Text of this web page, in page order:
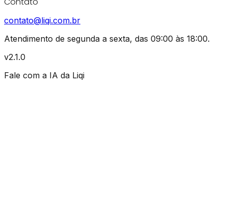
contato@liqi.com.br
Atendimento de segunda a sexta, das 09:00 às 18:00.
v2.1.0
Fale com a IA da Liqi